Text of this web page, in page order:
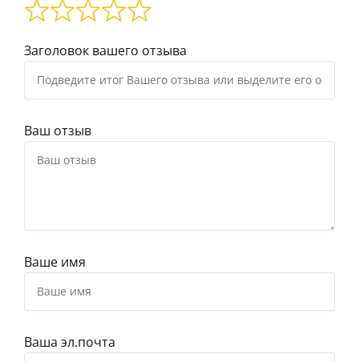
Заголовок вашего отзыва
Ваш отзыв
Ваше имя
Ваша эл.почта